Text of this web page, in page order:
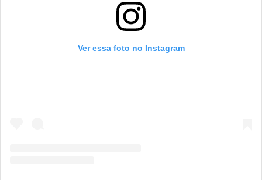
Ver essa foto no Instagram